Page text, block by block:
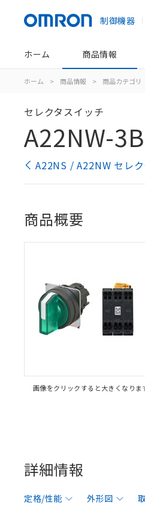
制御機器
ホーム 商品情報
ホーム > 商品情報 > 商品カテゴリ
セレクタスイッチ
A22NW-
A22NS / A22NW セレ
商品概要
画像をクリックすると大きくなりま
詳細情報
定格/性能 外形図